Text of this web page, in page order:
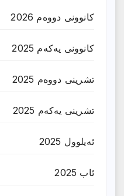
کانوونی دووەم 2026
کانوونی یەکەم 2025
تشرینی دووەم 2025
تشرینی یەکەم 2025
ئەیلوول 2025
ئاب 2025